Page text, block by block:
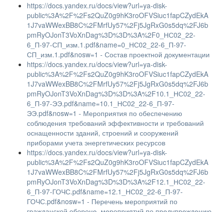
https://docs.yandex.ru/docs/view?url=ya-disk-
public%3A%2F%2Fs2QuZ0g9hK3roOFVSiuc1fapCZydEkA
1J7vaWWexBB8C%2FMrfUy57%2Fj5JgRxG0s5dq%2FJ6b
pmRyOJonT3VoXnDag%3D%3D%3A%2F0_НС02_22-
6_П-97-СП_изм.1.pdf&name=0_НС02_22-6_П-97-
СП_изм.1.pdf&nosw=1 - Состав проектной документации
https://docs.yandex.ru/docs/view?url=ya-disk-
public%3A%2F%2Fs2QuZ0g9hK3roOFVSiuc1fapCZydEkA
1J7vaWWexBB8C%2FMrfUy57%2Fj5JgRxG0s5dq%2FJ6b
pmRyOJonT3VoXnDag%3D%3D%3A%2F10.1_НС02_22-
6_П-97-ЭЭ.pdf&name=10.1_НС02_22-6_П-97-
ЭЭ.pdf&nosw=1 - Мероприятия по обеспечению
соблюдения требований эффективности и требований
оснащенности зданий, строений и сооружений
приборами учета энергетических ресурсов
https://docs.yandex.ru/docs/view?url=ya-disk-
public%3A%2F%2Fs2QuZ0g9hK3roOFVSiuc1fapCZydEkA
1J7vaWWexBB8C%2FMrfUy57%2Fj5JgRxG0s5dq%2FJ6b
pmRyOJonT3VoXnDag%3D%3D%3A%2F12.1_НС02_22-
6_П-97-ГОЧС.pdf&name=12.1_НС02_22-6_П-97-
ГОЧС.pdf&nosw=1 - Перечень мероприятий по